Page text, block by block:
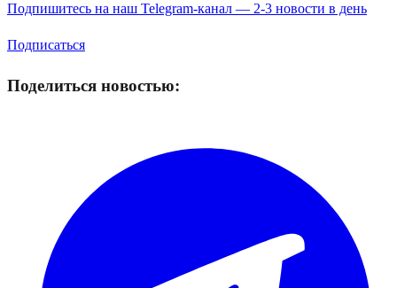
Подпишитесь на наш Telegram-канал — 2-3 новости в день
Подписаться
Поделиться новостью: